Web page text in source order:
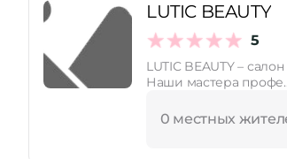
LUTIC BEAUTY
5
LUTIC BEAUTY –
Наши мастера
0 местных